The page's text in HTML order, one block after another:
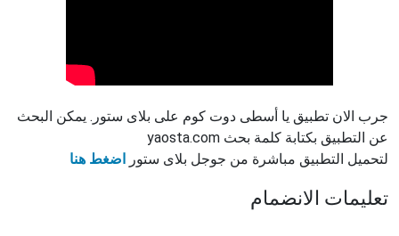
جرب الان تطبيق يا أسطى دوت كوم على بلاى ستور. يمكن البحث
عن التطبيق بكتابة كلمة بحث yaosta.com
لتحميل التطبيق مباشرة من جوجل بلاى ستور اضغط هنا
تعليمات الانضمام